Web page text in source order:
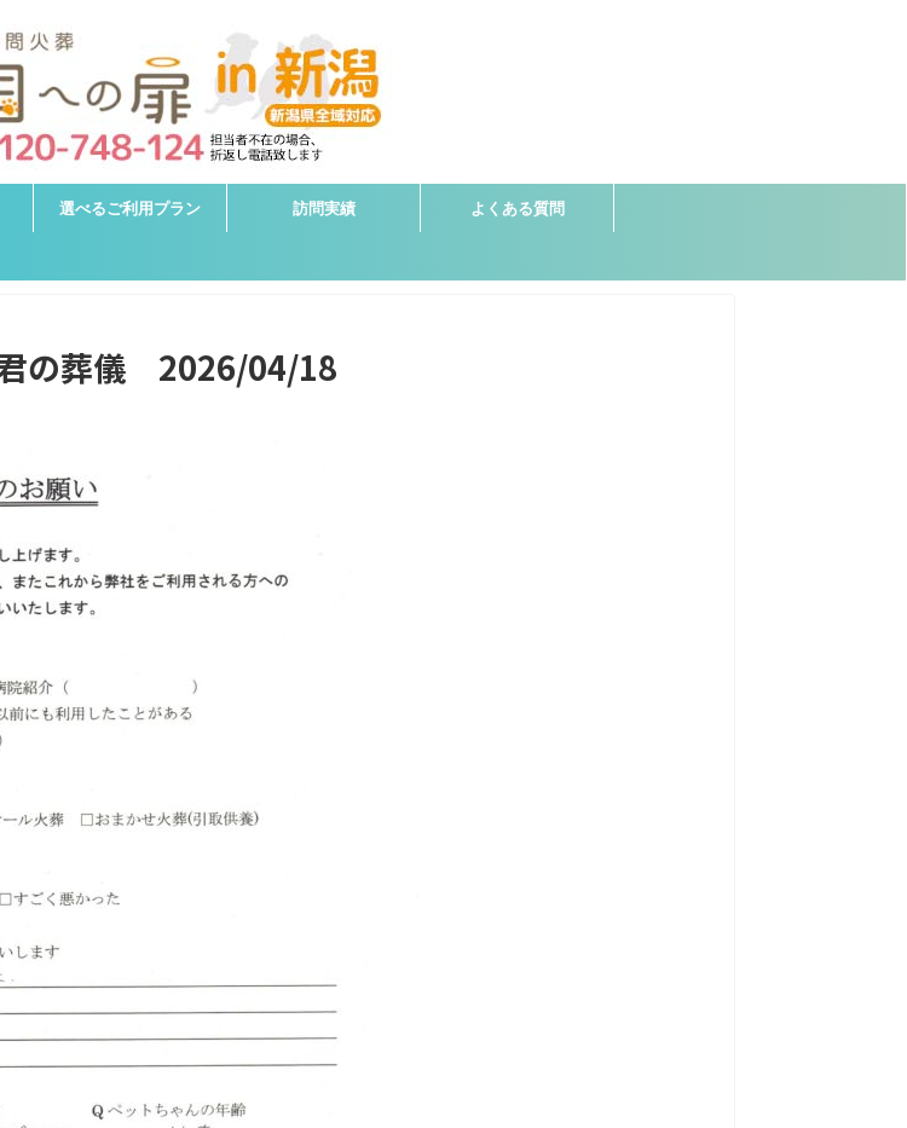
選べるご利用プラン 訪問実績 よくある質問
君の葬儀 2026/04/18